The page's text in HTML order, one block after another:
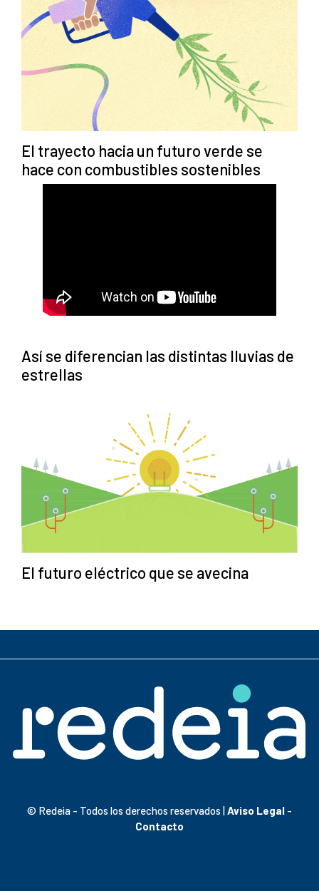
El trayecto hacia un futuro verde se
hace con combustibles sostenibles
Así se diferencian las distintas lluvias de
estrellas
El futuro eléctrico que se avecina
© Redeia - Todos los derechos reservados |Aviso Legal -
Contacto